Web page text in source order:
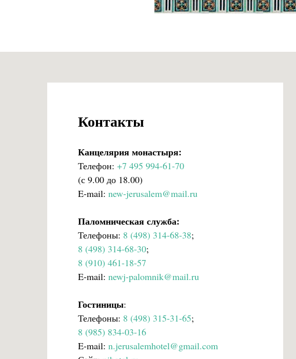
Контакты
Канцелярия монастыря:
Телефон: +7 495 994-61-70
(с 9.00 до 18.00)
E-mail: new-jerusalem@mail.ru
Паломническая служба:
Телефоны: 8 (498) 314-68-38;
8 (498) 314-68-30;
8 (910) 461-18-57
E-mail: newj-palomnik@mail.ru
Гостиницы:
Телефоны: 8 (498) 315-31-65;
8 (985) 834-03-16
E-mail: n.jerusalemhotel@gmail.com